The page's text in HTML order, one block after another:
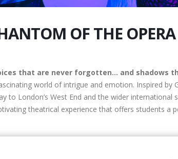
OF THE OPERA
that are never forgotten… and shadows
world of intrigue and emotion. Inspired
to London’s West End and the wider
theatrical experience that offers students